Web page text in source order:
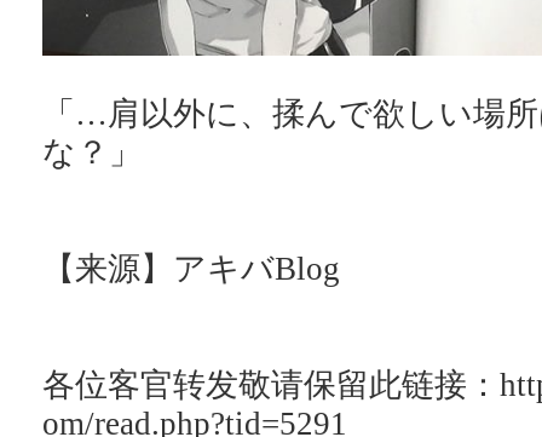
「…肩以外に、揉んで欲しい場
な？」
【来源】アキバBlog
各位客官转发敬请保留此链接：
om/read.php?tid=5291